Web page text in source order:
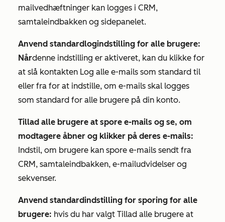
mailvedhæftninger kan logges i CRM,
samtaleindbakken og sidepanelet.
Anvend standardlogindstilling for alle brugere:
Nårdenne indstilling er aktiveret, kan du klikke for
at slå kontakten Log alle e-mails som standard til
eller fra for at indstille, om e-mails skal logges
som standard for alle brugere på din konto.
Tillad alle brugere at spore e-mails og se, om
modtagere åbner og klikker på deres e-mails:
Indstil, om brugere kan spore e-mails sendt fra
CRM, samtaleindbakken, e-mailudvidelser og
sekvenser.
Anvend standardindstilling for sporing for alle
brugere: hvis du har valgt Tillad alle brugere at